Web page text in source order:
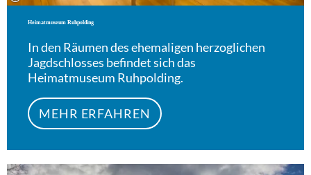
Heimatmuseum Ruhpolding
In den Räumen des ehemaligen herzoglichen
Jagdschlosses befindet sich das
Heimatmuseum Ruhpolding.
MEHR ERFAHREN